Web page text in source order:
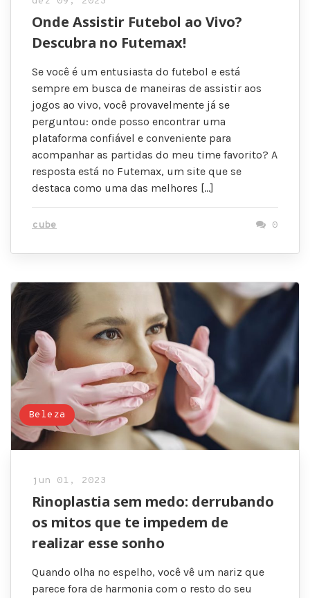
Onde Assistir Futebol ao Vivo?
Descubra no Futemax!
Se você é um entusiasta do futebol e está
sempre em busca de maneiras de assistir aos
jogos ao vivo, você provavelmente já se
perguntou: onde posso encontrar uma
plataforma confiável e conveniente para
acompanhar as partidas do meu time favorito? A
resposta está no Futemax, um site que se
destaca como uma das melhores […]
cube 0
Beleza
jun 01, 2023
Rinoplastia sem medo: derrubando
os mitos que te impedem de
realizar esse sonho
Quando olha no espelho, você vê um nariz que
parece fora de harmonia com o resto do seu